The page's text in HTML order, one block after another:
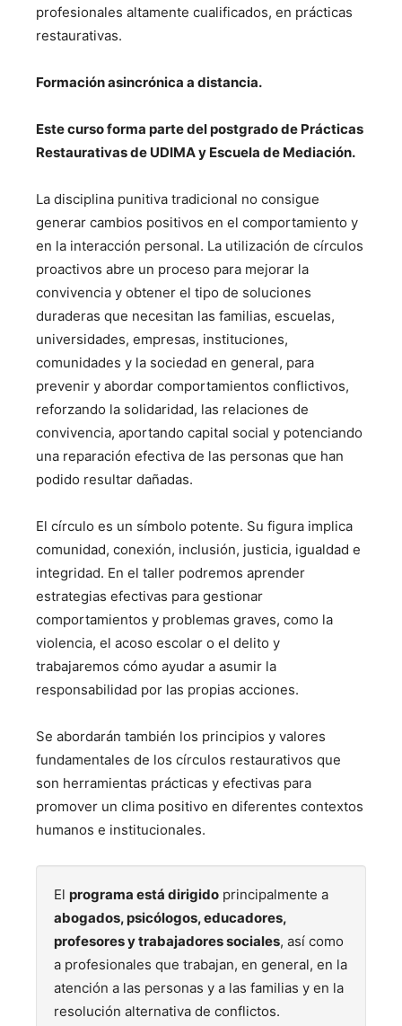
profesionales altamente cualificados, en prácticas
restaurativas.
Formación asincrónica a distancia.
Este curso forma parte del postgrado de Prácticas
Restaurativas de UDIMA y Escuela de Mediación.
La disciplina punitiva tradicional no consigue
generar cambios positivos en el comportamiento y
en la interacción personal. La utilización de círculos
proactivos abre un proceso para mejorar la
convivencia y obtener el tipo de soluciones
duraderas que necesitan las familias, escuelas,
universidades, empresas, instituciones,
comunidades y la sociedad en general, para
prevenir y abordar comportamientos conflictivos,
reforzando la solidaridad, las relaciones de
convivencia, aportando capital social y potenciando
una reparación efectiva de las personas que han
podido resultar dañadas.
El círculo es un símbolo potente. Su figura implica
comunidad, conexión, inclusión, justicia, igualdad e
integridad. En el taller podremos aprender
estrategias efectivas para gestionar
comportamientos y problemas graves, como la
violencia, el acoso escolar o el delito y
trabajaremos cómo ayudar a asumir la
responsabilidad por las propias acciones.
Se abordarán también los principios y valores
fundamentales de los círculos restaurativos que
son herramientas prácticas y efectivas para
promover un clima positivo en diferentes contextos
humanos e institucionales.
El programa está dirigido principalmente a
abogados, psicólogos, educadores,
profesores y trabajadores sociales, así como
a profesionales que trabajan, en general, en la
atención a las personas y a las familias y en la
resolución alternativa de conflictos.